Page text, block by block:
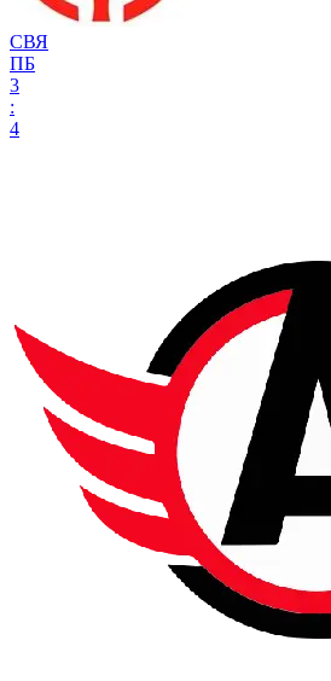
СВЯ
ПБ
3
:
4